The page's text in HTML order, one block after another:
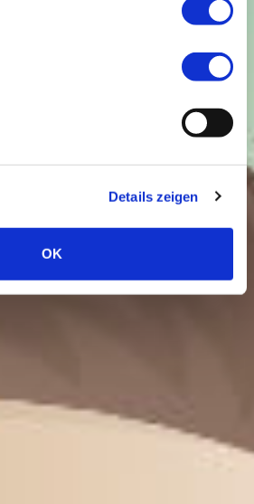
Details zeigen
OK
and all the other bullshit